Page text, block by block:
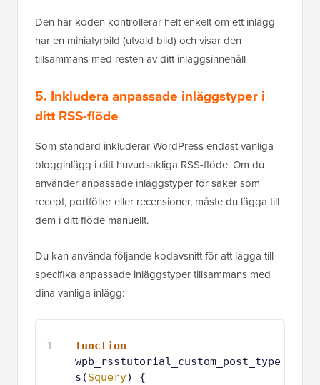
Den här koden kontrollerar helt enkelt om ett inlägg
har en miniatyrbild (utvald bild) och visar den
tillsammans med resten av ditt inläggsinnehåll
5. Inkludera anpassade inläggstyper i
ditt RSS-flöde
Som standard inkluderar WordPress endast vanliga
blogginlägg i ditt huvudsakliga RSS-flöde. Om du
använder anpassade inläggstyper för saker som
recept, portföljer eller recensioner, måste du lägga till
dem i ditt flöde manuellt.
Du kan använda följande kodavsnitt för att lägga till
specifika anpassade inläggstyper tillsammans med
dina vanliga inlägg:
1
function
wpb_rsstutorial_custom_post_type
s($query) {